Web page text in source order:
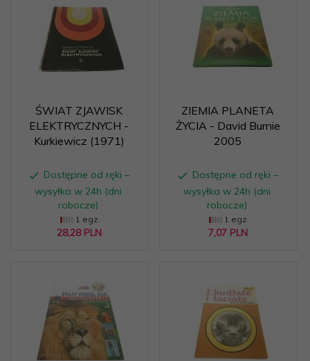
ŚWIAT ZJAWISK
ELEKTRYCZNYCH -
Kurkiewicz (1971)
Dostępne od ręki –
wysyłka w 24h (dni
robocze)
1 egz.
28,28 PLN
ZIEMIA PLANETA
ŻYCIA - David Burnie
2005
Dostępne od ręki –
wysyłka w 24h (dni
robocze)
1 egz.
7,07 PLN